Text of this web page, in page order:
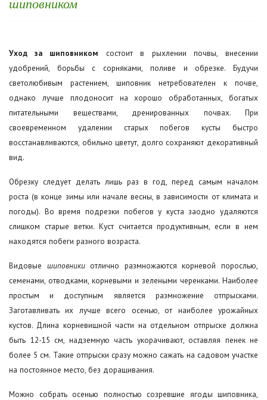
Уход за шиповником состоит в рыхлении почвы, внесении
удобрений, борьбы с сорняками, поливе и обрезке. Будучи
светолюбивым растением, шиповник нетребователен к почве,
однако лучше плодоносит на хорошо обработанных, богатых
питательными веществами, дренированных почвах. При
своевременном удалении старых побегов кусты быстро
восстанавливаются, обильно цветут, долго сохраняют декоративный
вид.
Обрезку следует делать лишь раз в год, перед самым началом
роста (в конце зимы или начале весны, в зависимости от климата и
погоды). Во время подрезки побегов у куста заодно удаляются
слишком старые ветки. Куст считается продуктивным, если в нем
находятся побеги разного возраста.
Видовые шиповникиотлично размножаются корневой порослью,
семенами, отводками, корневыми и зелеными черенками. Наиболее
простым и доступным является размножение отпрысками.
Заготавливать их лучше всего осенью, от наиболее урожайных
кустов. Длина корневищной части на отдельном отпрыске должна
быть 12-15 см, надземную часть укорачивают, оставляя пенек не
более 5 см. Такие отпрыски сразу можно сажать на садовом участке
на постоянное место, без доращивания.
Можно собрать осенью полностью созревшие ягоды шиповника,